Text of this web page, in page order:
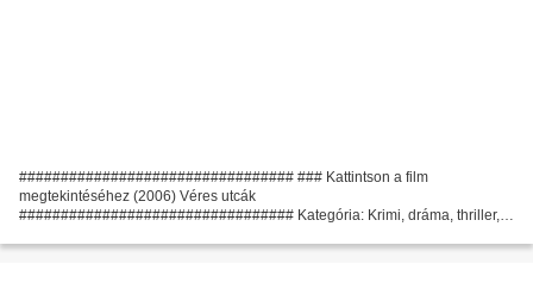
################################# ### Kattintson a film
megtekintéséhez (2006) Véres utcák
################################# Kategória: Krimi, dráma, thriller,
utcák Rendező: Bobby...